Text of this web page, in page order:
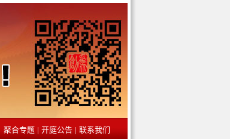
聚合专题 | 开庭公告 | 联系我们